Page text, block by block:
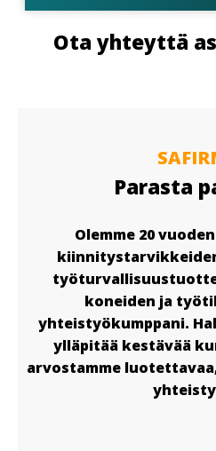
Ota yhteyttä
Parasta
Olemme 20
koneiden ja
yhteistyökumppani.
ylläpitää kestävää
arvostamme